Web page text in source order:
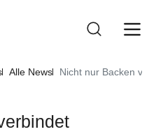
Alle News
Nicht nur Backen